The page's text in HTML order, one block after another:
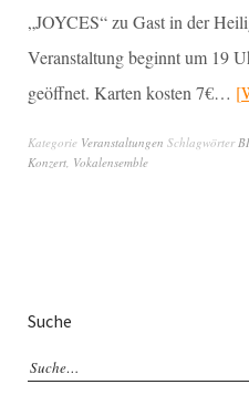
„JOYCES“ zu Gast in der
Veranstaltung beginnt um 19
geöffnet. Karten kosten 7€…
Kategorie Veranstaltungen Schlagwörter
Konzert, Vokalensemble
Suche